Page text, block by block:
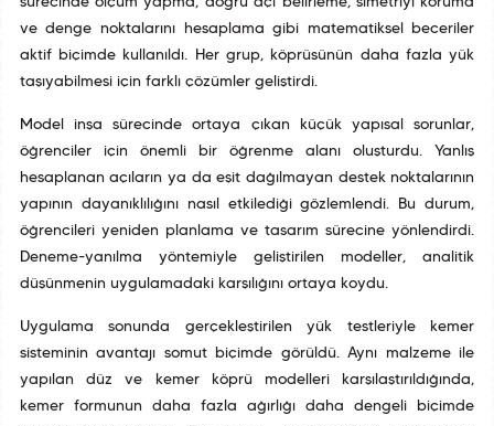
sürecinde ölçüm yapma, doğru açı belirleme, simetriyi koruma
ve denge noktalarını hesaplama gibi matematiksel beceriler
aktif biçimde kullanıldı. Her grup, köprüsünün daha fazla yük
taşıyabilmesi için farklı çözümler geliştirdi.
Model inşa sürecinde ortaya çıkan küçük yapısal sorunlar,
öğrenciler için önemli bir öğrenme alanı oluşturdu. Yanlış
hesaplanan açıların ya da eşit dağılmayan destek noktalarının
yapının dayanıklılığını nasıl etkilediği gözlemlendi. Bu durum,
öğrencileri yeniden planlama ve tasarım sürecine yönlendirdi.
Deneme-yanılma yöntemiyle geliştirilen modeller, analitik
düşünmenin uygulamadaki karşılığını ortaya koydu.
Uygulama sonunda gerçekleştirilen yük testleriyle kemer
sisteminin avantajı somut biçimde görüldü. Aynı malzeme ile
yapılan düz ve kemer köprü modelleri karşılaştırıldığında,
kemer formunun daha fazla ağırlığı daha dengeli biçimde